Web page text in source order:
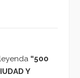
“500
Y